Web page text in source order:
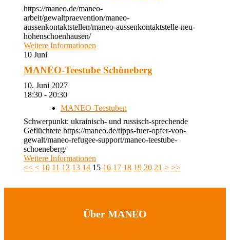
https://maneo.de/maneo-
arbeit/gewaltpraevention/maneo-
aussenkontaktstellen/maneo-aussenkontaktstelle-neu-
hohenschoenhausen/
Weitere Informationen
10 Juni
MANEO-Teestube Schöneberg
10. Juni 2027
18:30 - 20:30
MANEO-Teestuben
Schwerpunkt: ukrainisch- und russisch-sprechende
Geflüchtete https://maneo.de/tipps-fuer-opfer-von-
gewalt/maneo-refugee-support/maneo-teestube-
schoeneberg/
Weitere Informationen
<< < 10 11 12 13 14 15 16 17 18 19 20 21 > >>
Über MANEO